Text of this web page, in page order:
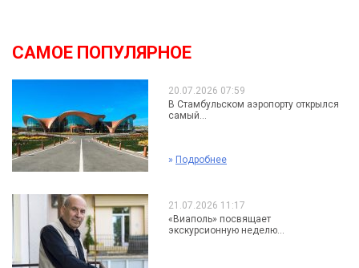
САМОЕ ПОПУЛЯРНОЕ
20.07.2026 07:59
В Стамбульском аэропорту открылся
самый...
» Подробнее
21.07.2026 11:17
«Виаполь» посвящает
экскурсионную неделю...